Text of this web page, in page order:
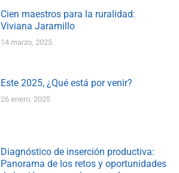
Cien maestros para la ruralidad:
Viviana Jaramillo
14 marzo, 2025
Este 2025, ¿Qué está por venir?
26 enero, 2025
Diagnóstico de inserción productiva:
Panorama de los retos y oportunidades